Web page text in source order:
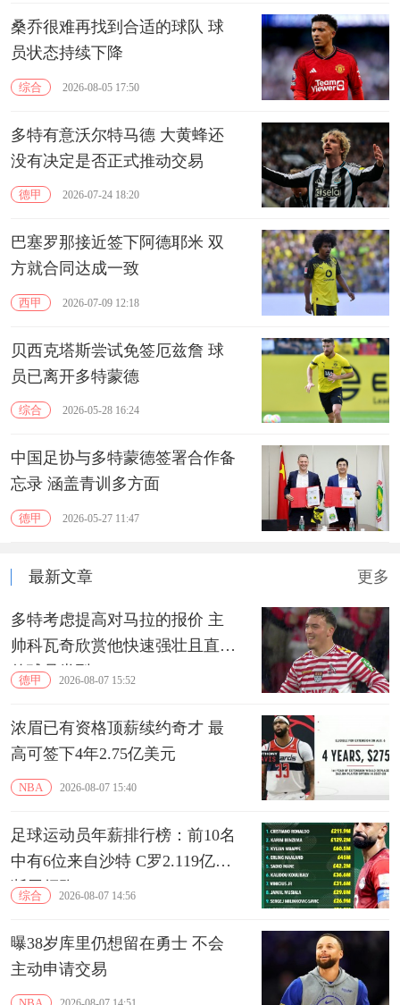
桑乔很难再找到合适的球队 球
员状态持续下降
综合 2026-08-05 17:50
多特有意沃尔特马德 大黄蜂还
没有决定是否正式推动交易
德甲 2026-07-24 18:20
巴塞罗那接近签下阿德耶米 双
方就合同达成一致
西甲 2026-07-09 12:18
贝西克塔斯尝试免签厄兹詹 球
员已离开多特蒙德
综合 2026-05-28 16:24
中国足协与多特蒙德签署合作备
忘录 涵盖青训多方面
德甲 2026-05-27 11:47
最新文章 更多
多特考虑提高对马拉的报价 主
帅科瓦奇欣赏他快速强壮且直接
的球员类型
德甲 2026-08-07 15:52
浓眉已有资格顶薪续约奇才 最
高可签下4年2.75亿美元
NBA 2026-08-07 15:40
足球运动员年薪排行榜：前10名
中有6位来自沙特 C罗2.119亿镑
断层领跑‌
综合 2026-08-07 14:56
曝38岁库里仍想留在勇士 不会
主动申请交易